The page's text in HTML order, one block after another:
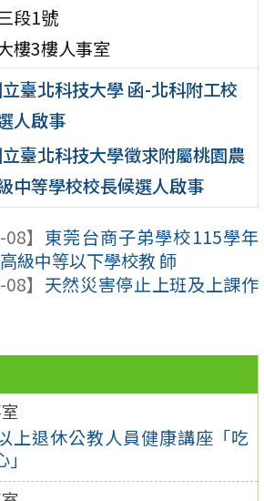
上退休公教人員健康講座「吃
段1號
樓3樓人事室
臺北科技大學 函-北科附工校
人啟事
臺北科技大學徵求附屬桃園農
中等學校校長候選人啟事
】 東莞台商子弟學校115學年
級中等以下學校教 師
】 天然災害停止上班及上課作